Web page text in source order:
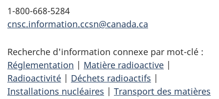
1-800-668-5284
cnsc.information.ccsn@canada.ca
Recherche d'information connexe par mot-clé :
Réglementation | Matière radioactive |
Radioactivité | Déchets radioactifs |
Installations nucléaires | Transport des matières